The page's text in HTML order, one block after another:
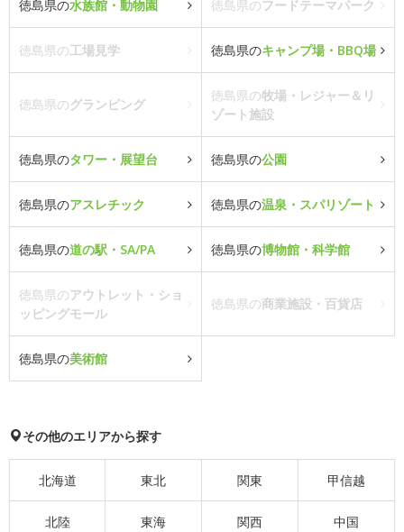
徳島県の水族館・動物園 徳島県のフードテーマパーク
徳島県の工場見学 徳島県のキャンプ場・BBQ場
徳島県のグランピング
徳島県の牧場・レジャー＆リ
ゾート施設
徳島県のタワー・展望台 徳島県の公園
徳島県のアスレチック 徳島県の温泉・スパリゾート
徳島県の道の駅・SA/PA 徳島県の博物館・科学館
徳島県のアウトレット・ショ
ッピングモール
徳島県の商業施設・百貨店
徳島県の美術館
その他のエリアから探す
北海道 東北 関東 甲信越
北陸 東海 関西 中国